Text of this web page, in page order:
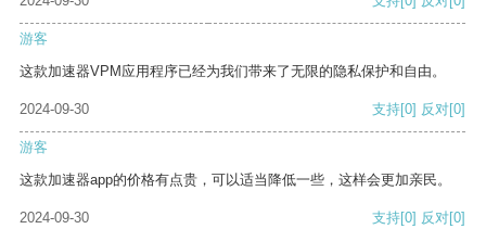
游客
这款加速器VPM应用程序已经为我们带来了无限的隐私保护和自由。
2024-09-30 支持[0] 反对[0]
游客
这款加速器app的价格有点贵，可以适当降低一些，这样会更加亲民。
2024-09-30 支持[0] 反对[0]